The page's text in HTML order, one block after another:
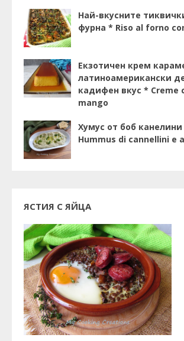
Най-вкусните
фурна * Riso al forno
Екзотичен крем
латиноамерикански
кадифен вкус * Creme
mango
Хумус от боб
Hummus di cannellini e
ЯСТИЯ С ЯЙЦА